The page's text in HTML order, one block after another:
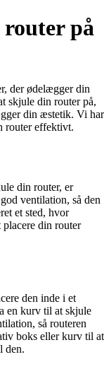
på
der ødelægger din
skjule din router på,
din æstetik. Vi har
router effektivt.
din router, er
ventilation, så den
et sted, hvor
din router
den inde i et
en kurv til at skjule
så routeren
boks eller kurv til at
den.